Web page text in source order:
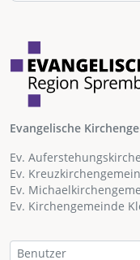
Evangelische
Ev.
Ev.
Ev.
Ev. Kirchengemeinde